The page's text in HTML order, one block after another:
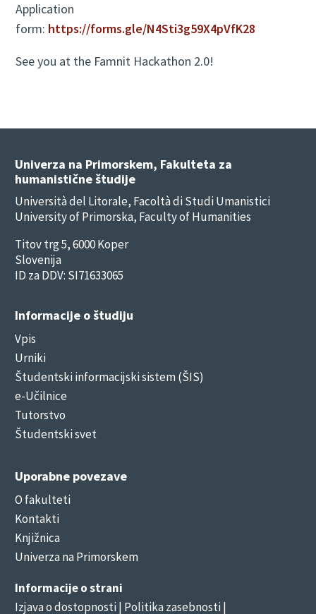
Application
form: https://forms.gle/N4Sti3g59X4pVfK28
See you at the Famnit Hackathon 2.0!
Univerza na Primorskem, Fakulteta za
humanistične študije
Università del Litorale, Facoltà di Studi Umanistici
University of Primorska, Faculty of Humanities
Titov trg 5, 6000 Koper
Slovenija
ID za DDV: SI71633065
Informacije o študiju
Vpis
Urniki
Študentski informacijski sistem (ŠIS)
e-Učilnice
Tutorstvo
Študentski svet
Uporabne povezave
O fakulteti
Kontakti
Knjižnica
Univerza na Primorskem
Informacije o strani
Izjava o dostopnosti| Politika zasebnosti |